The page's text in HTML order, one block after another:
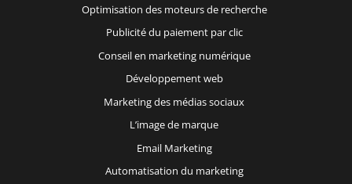
Optimisation des moteurs de recherche
Publicité du paiement par clic
Conseil en marketing numérique
Développement web
Marketing des médias sociaux
L’image de marque
Email Marketing
Automatisation du marketing